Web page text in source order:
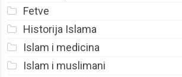
Fetve
Historija Islama
Islam i medicina
Islam i muslimani